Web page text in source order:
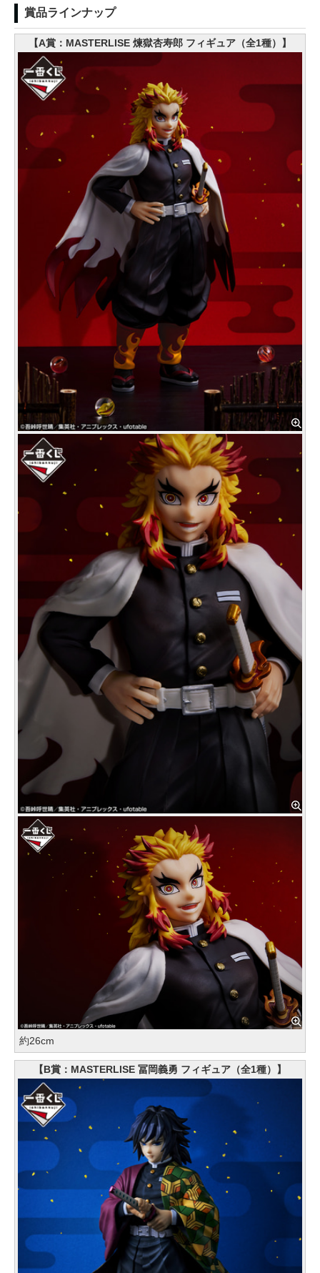
賞品ラインナップ
【A賞：MASTERLISE 煉獄杏寿郎 フィギュア（全1種）】
約26cm
【B賞：MASTERLISE 冨岡義勇 フィギュア（全1種）】